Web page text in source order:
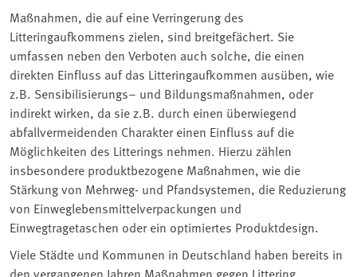
Maßnahmen, die auf eine Verringerung des
Litteringaufkommens zielen, sind breitgefächert. Sie
umfassen neben den Verboten auch solche, die einen
direkten Einfluss auf das Litteringaufkommen ausüben, wie
z.B. Sensibilisierungs– und Bildungsmaßnahmen, oder
indirekt wirken, da sie z.B. durch einen überwiegend
abfallvermeidenden Charakter einen Einfluss auf die
Möglichkeiten des Litterings nehmen. Hierzu zählen
insbesondere produktbezogene Maßnahmen, wie die
Stärkung von Mehrweg- und Pfandsystemen, die Reduzierung
von Einweglebensmittelverpackungen und
Einwegtragetaschen oder ein optimiertes Produktdesign.
Viele Städte und Kommunen in Deutschland haben bereits in
den vergangenen Jahren Maßnahmen gegen Littering